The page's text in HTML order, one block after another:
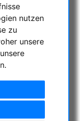
nutzen
zu
unsere